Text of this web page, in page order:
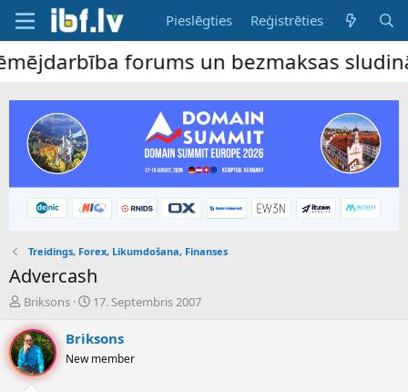
Pieslēgties Reģistrēties
forums un bezmaksas
Treidings, Forex, Likumdošana, Finanses
Advercash
P
v
e
d
i
Briksons
S
k
m
17. Septembris 2007
Briksons
New member